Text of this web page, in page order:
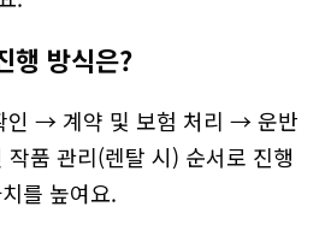
행 방식은?
인 → 계약 및 보험 처리 → 운반
품 관리(렌탈 시) 순서로 진행
를 높여요.